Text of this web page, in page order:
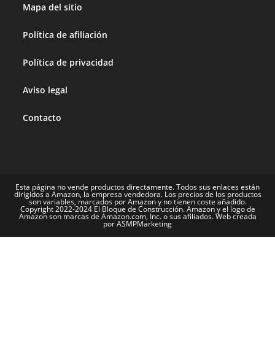
Mapa del sitio
Política de afiliación
Política de privacidad
Aviso legal
Contacto
Esta página no vende productos directamente. Todos sus enlaces están
dirigidos a Amazon, la empresa vendedora. Los precios de los productos
son variables, marcados por Amazon y no tienen coste añadido.
Copyright 2022-2024 El Bloque de Construcción. Amazon y el logo de
Amazon son marcas de Amazon.com, Inc. o sus afiliados. Web creada
por ASMPMarketing